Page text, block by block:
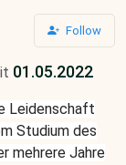
Follow
01.05.2022
Leidenschaft
Studium des
mehrere Jahre